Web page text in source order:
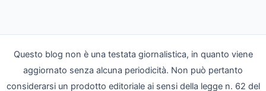
Questo blog non è una testata giornalistica, in quanto viene
aggiornato senza alcuna periodicità. Non può pertanto
considerarsi un prodotto editoriale ai sensi della legge n. 62 del